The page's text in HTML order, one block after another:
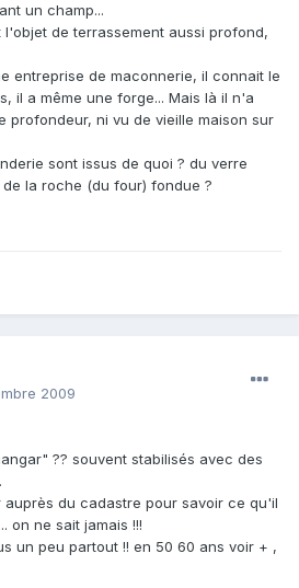
un champ...
de terrassement aussi profond,
entreprise de maconnerie, il connait le
il a même une forge... Mais là il n'a
profondeur, ni vu de vieille maison sur
sont issus de quoi ? du verre
la roche (du four) fondue ?
2009
?? souvent stabilisés avec des
du cadastre pour savoir ce qu'il
on ne sait jamais !!!
un peu partout !! en 50 60 ans voir + ,